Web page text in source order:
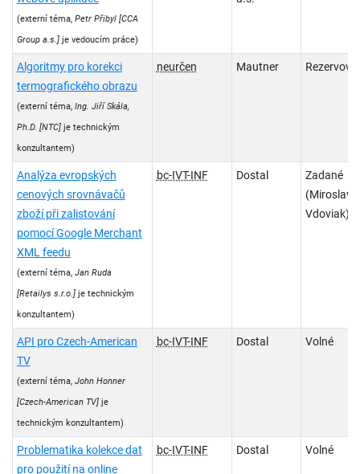
(externí téma, Petr Přibyl [CCA
Group a.s.]je vedoucím práce)
Algoritmy pro korekci
termografického obrazu
(externí téma, Ing. Jiří Skála,
Ph.D. [NTC]je technickým
konzultantem)
neurčen Mautner
Analýza evropských
cenových srovnávačů
zboží při zalistování
pomocí Google Merchant
XML feedu
(externí téma, Jan Ruda
[Retailys s.r.o.]je technickým
konzultantem)
bc-IVT-INF Dostal
Zadané
(Miroslav
Vdoviak)
API pro Czech-American
TV
(externí téma, John Honner
[Czech-American TV]je
technickým konzultantem)
bc-IVT-INF Dostal Volné
Problematika kolekce dat
pro použití na online
bc-IVT-INF Dostal Volné